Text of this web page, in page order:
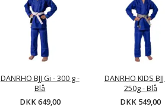
DANRHO BJJ Gi - 300 g -
Blå
DKK 649,00
DANRHO KIDS
250g - Blå
DKK 549,00